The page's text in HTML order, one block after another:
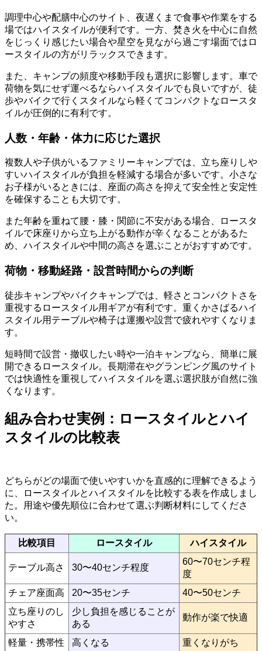
調理中心や配膳中心のサイト、夜遅くまで食事や作業をする
場ではハイスタイルが便利です。一方、焚き火を中心に自然
をじっくり感じたい場合や星空を見ながら過ごす場面ではロ
ースタイルの方がリラックスできます。
また、キャンプの頻度や移動手段も選択に影響します。車で
荷物を気にせず運べるならハイスタイルでも良いですが、徒
歩やバイクで行くスタイルなら軽くてコンパクトなロースタ
イルが圧倒的に有利です。
人数・年齢・体力に応じた選択
複数人や子供がいるファミリーキャンプでは、立ち座りしや
すいハイスタイルが負担を軽減する場合が多いです。小さな
お子様がいるときには、座面の高さを抑えて安全性と安定性
を確保することも大切です。
また年齢を重ねて腰・膝・関節に不安がある場合、ロースタ
イルで床座りから立ち上がる動作が辛くなることがあるた
め、ハイスタイルや中間の高さを選ぶことがおすすめです。
荷物・移動経路・設営時間からの判断
徒歩キャンプやバイクキャンプでは、軽さとコンパクトさを
重視するロースタイル用ギアが有利です。重くかさばるハイ
スタイル用テーブルや椅子は運搬や設営で疲れやすくなりま
す。
短時間で設営・撤収したい時や一泊キャンプなら、簡単に展
開できるロースタイル。長期滞在やグランピング風のサイト
では快適性を重視してハイスタイルを選ぶ選択肢が自然に強
くなります。
組み合わせ実例：ロースタイルとハイ
スタイルの比較表
どちらがどの場面で使いやすいかを直感的に理解できるよう
に、ロースタイルとハイスタイルを比較する表を作成しまし
た。用途や優先順位に合わせて選ぶ判断材料にしてくださ
い。
比較項目 ロースタイル ハイスタイル
テーブル高さ 30〜40センチ程度
60〜70センチ程
度
チェア座面高
20〜35センチ
40〜50センチ
立ち座りのし
やすさ
少し負担を感じることが
ある
動作が楽で快適
軽量・携帯性 高くなる 重くなりがち